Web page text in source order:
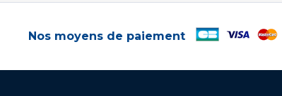
Nos moyens de paiement